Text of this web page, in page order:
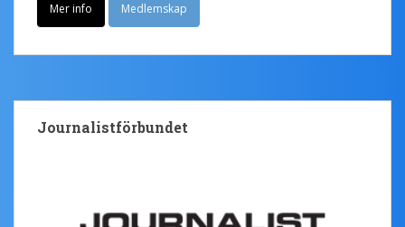
Mer info Medlemskap
Journalistförbundet